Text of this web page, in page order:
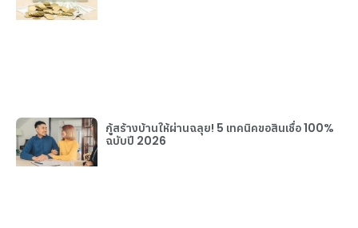
กู้สร้างบ้านให้ผ่านฉลุย! 5 เทคนิคขอสินเชื่อ 100%
ฉบับปี 2026